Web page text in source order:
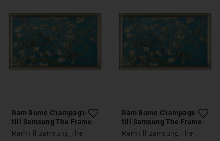
Ram Rome Champagne
till Samsung The Frame
55 tum
Ram till Samsung The
Ram Rome Champagne
till Samsung The Frame
65 tum
Ram till Samsung The